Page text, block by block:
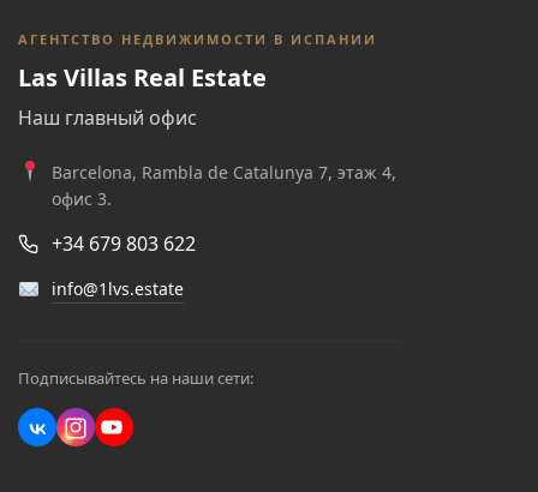
АГЕНТСТВО НЕДВИЖИМОСТИ В ИСПАНИИ
Las Villas Real Estate
Наш главный офис
Barcelona, Rambla de Catalunya 7, этаж 4,
офис 3.
+34 679 803 622
info@1lvs.estate
Подписывайтесь на наши сети: